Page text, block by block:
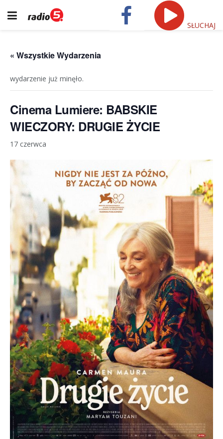
SŁUCHAJ
« Wszystkie Wydarzenia
wydarzenie już minęło.
Cinema Lumiere: BABSKIE
WIECZORY: DRUGIE ŻYCIE
17 czerwca